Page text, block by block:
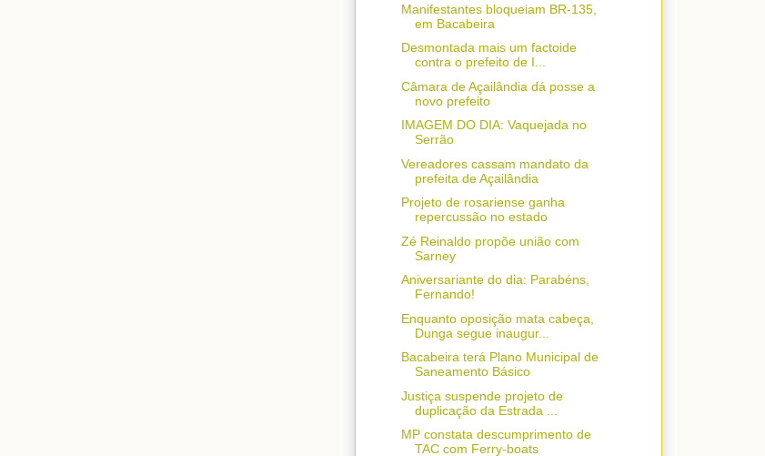
Manifestantes bloqueiam BR-135,
em Bacabeira
Desmontada mais um factoide
contra o prefeito de I...
Câmara de Açailândia dá posse a
novo prefeito
IMAGEM DO DIA: Vaquejada no
Serrão
Vereadores cassam mandato da
prefeita de Açailândia
Projeto de rosariense ganha
repercussão no estado
Zé Reinaldo propõe união com
Sarney
Aniversariante do dia: Parabéns,
Fernando!
Enquanto oposição mata cabeça,
Dunga segue inaugur...
Bacabeira terá Plano Municipal de
Saneamento Básico
Justiça suspende projeto de
duplicação da Estrada ...
MP constata descumprimento de
TAC com Ferry-boats